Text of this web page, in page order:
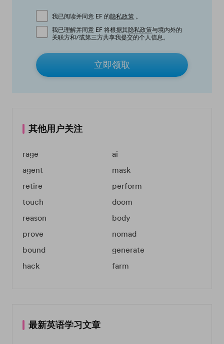
我已阅读并同意 EF 的隐私政策 。
我已理解并同意 EF 将根据其隐私政策与境内外的
关联方和/或第三方共享我提交的个人信息。
立即领取
其他用户关注
rage
ai
agent
mask
retire
perform
touch
doom
reason
body
prove
nomad
bound
generate
hack
farm
最新英语学习文章